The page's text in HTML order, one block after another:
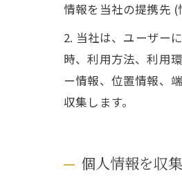
情報を当社の提携先 (
2. 当社は、ユーザー
時、利用方法、利用
ー情報、位置情報、
収集します。
個人情報を収